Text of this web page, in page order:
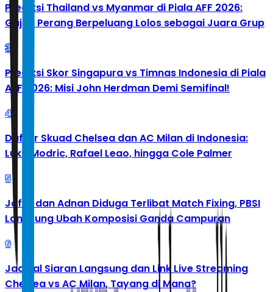
Prediksi Thailand vs Myanmar di Piala AFF 2026:
Gajah Perang Berpeluang Lolos sebagai Juara Grup
3
Prediksi Skor Singapura vs Timnas Indonesia di Piala
AFF 2026: Misi John Herdman Demi Semifinal!
4
Daftar Skuad Chelsea dan AC Milan di Indonesia:
Luka Modric, Rafael Leao, hingga Cole Palmer
5
Jafar dan Adnan Diduga Terlibat Match Fixing, PBSI
Langsung Ubah Komposisi Ganda Campuran
6
Jadwal Siaran Langsung dan Link Live Streaming
Chelsea vs AC Milan, Tayang di Mana?